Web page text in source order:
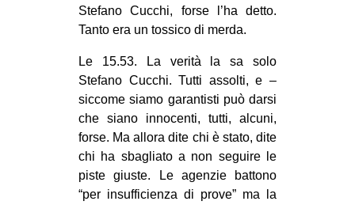
ms
Stefano Cucchi, forse l’ha detto.
Tanto era un tossico di merda.
Le 15.53. La verità la sa solo
Stefano Cucchi. Tutti assolti, e –
siccome siamo garantisti può darsi
che siano innocenti, tutti, alcuni,
forse. Ma allora dite chi è stato, dite
chi ha sbagliato a non seguire le
piste giuste. Le agenzie battono
“per insufficienza di prove” ma la